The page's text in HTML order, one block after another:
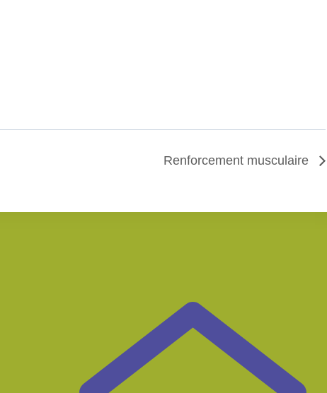
Renforcement musculaire